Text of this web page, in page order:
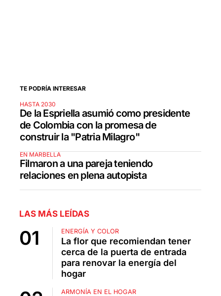
TE PODRÍA INTERESAR
HASTA 2030
De la Espriella asumió como presidente
de Colombia con la promesa de
construir la "Patria Milagro"
EN MARBELLA
Filmaron a una pareja teniendo
relaciones en plena autopista
LAS MÁS LEÍDAS
ENERGÍA Y COLOR
La flor que recomiendan tener
cerca de la puerta de entrada
para renovar la energía del
hogar
ARMONÍA EN EL HOGAR